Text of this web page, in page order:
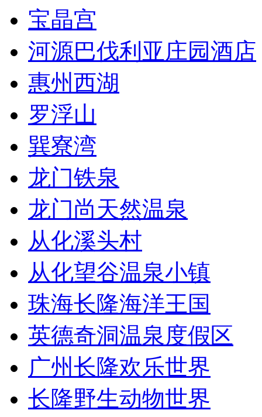
宝晶宫
河源巴伐利亚庄园酒店
惠州西湖
罗浮山
巽寮湾
龙门铁泉
龙门尚天然温泉
从化溪头村
从化望谷温泉小镇
珠海长隆海洋王国
英德奇洞温泉度假区
广州长隆欢乐世界
长隆野生动物世界